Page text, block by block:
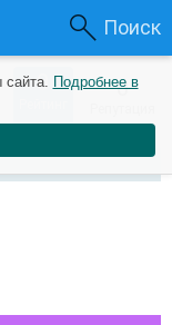
Поиск
0 0
сайта. Подробнее в